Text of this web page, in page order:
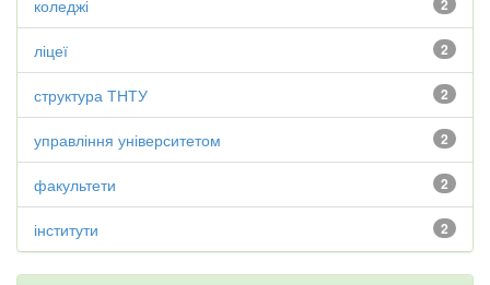
2
коледжі
2
ліцеї
2
структура ТНТУ
2
управління університетом
2
факультети
2
інститути